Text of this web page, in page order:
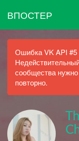
ВПОСТЕР
Ошибка VK API #5
сообщества нужно
повторно.